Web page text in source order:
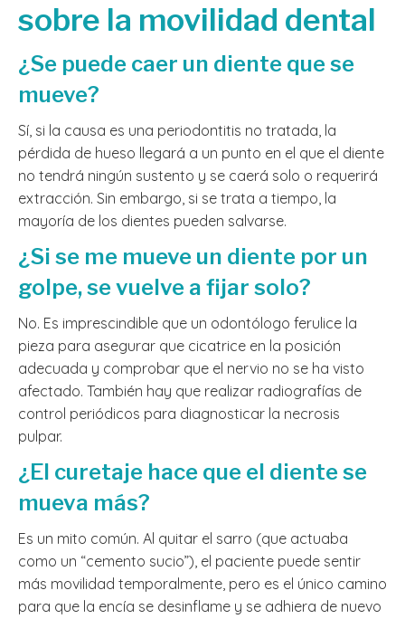
sobre la movilidad dental
¿Se puede caer un diente que se
mueve?
Sí, si la causa es una periodontitis no tratada, la
pérdida de hueso llegará a un punto en el que el diente
no tendrá ningún sustento y se caerá solo o requerirá
extracción. Sin embargo, si se trata a tiempo, la
mayoría de los dientes pueden salvarse.
¿Si se me mueve un diente por un
golpe, se vuelve a fijar solo?
No. Es imprescindible que un odontólogo ferulice la
pieza para asegurar que cicatrice en la posición
adecuada y comprobar que el nervio no se ha visto
afectado. También hay que realizar radiografías de
control periódicos para diagnosticar la necrosis
pulpar.
¿El curetaje hace que el diente se
mueva más?
Es un mito común. Al quitar el sarro (que actuaba
como un “cemento sucio”), el paciente puede sentir
más movilidad temporalmente, pero es el único camino
para que la encía se desinflame y se adhiera de nuevo